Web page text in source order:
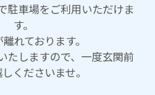
駐車場をご利用いただけま
す。
れております。
たしますので、一度玄関前
くださいませ。